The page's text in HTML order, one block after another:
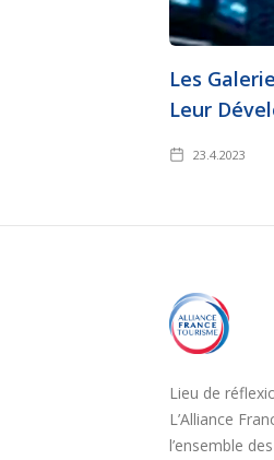
Les
Leur
23.4.2023
Lieu de
L’Alliance
l’ensemble